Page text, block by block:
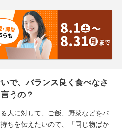
で、バランス良く食べなさ
うの？
人に対して、ご飯、野菜などをバ
ちを伝えたいので、「同じ物ばか